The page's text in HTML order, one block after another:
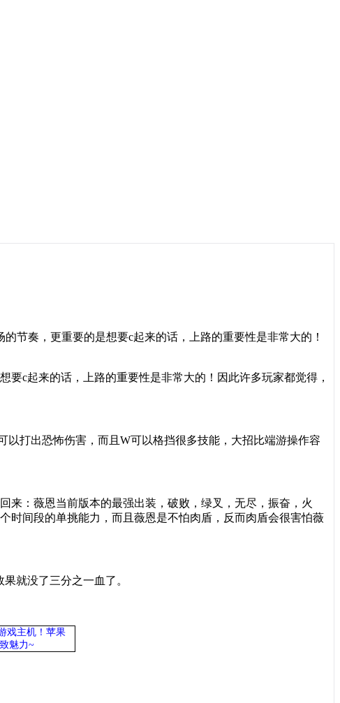
节奏，更重要的是想要c起来的话，上路的重要性是非常大的！
要c起来的话，上路的重要性是非常大的！因此许多玩家都觉得，
以打出恐怖伤害，而且 W可以格挡很多技能，大招比端游操作容
来：薇恩当前版本的最强出装，破败，绿叉，无尽，振奋，火
时间段的单挑能力，而且薇恩是不怕肉盾，反而肉盾会很害怕薇
果就没了三分之一血了。
戏主机！苹果
魅力~